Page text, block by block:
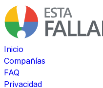
Inicio
Compañías
FAQ
Privacidad